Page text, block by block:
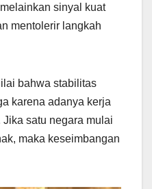
sinyal kuat
mentolerir langkah
bahwa stabilitas
karena adanya kerja
satu negara mulai
maka keseimbangan